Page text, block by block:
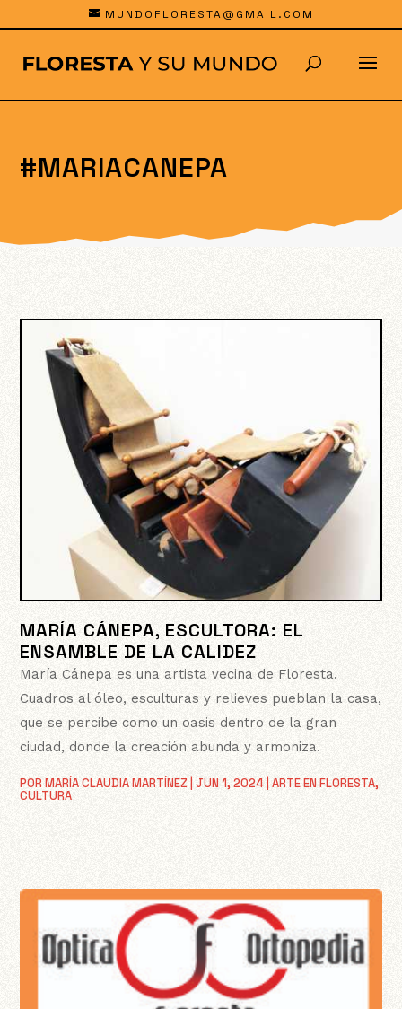
MUNDOFLORESTA@GMAIL.COM
#MARIACANEPA
MARÍA CÁNEPA, ESCULTORA: EL
ENSAMBLE DE LA CALIDEZ
PORMARÍA CLAUDIA MARTÍNEZ |JUN 1, 2024 |ARTE EN FLORESTA,
CULTURA
María Cánepa es una artista vecina de Floresta.
Cuadros al óleo, esculturas y relieves pueblan la casa,
que se percibe como un oasis dentro de la gran
ciudad, donde la creación abunda y armoniza.